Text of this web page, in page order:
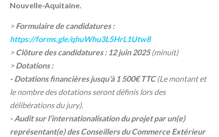
Nouvelle-Aquitaine.
>Formulaire de candidatures :
https://forms.gle/qhuWhu3L5HrL1Utw8
>Clôture des candidatures : 12 juin 2025(minuit)
>Dotations :
- Dotations financières jusqu'à 1 500€ TTC(Le montant et
le nombre des dotations seront définis lors des
délibérations du jury).
- Audit sur l’internationalisation du projet par un(e)
représentant(e) des Conseillers du Commerce Extérieur